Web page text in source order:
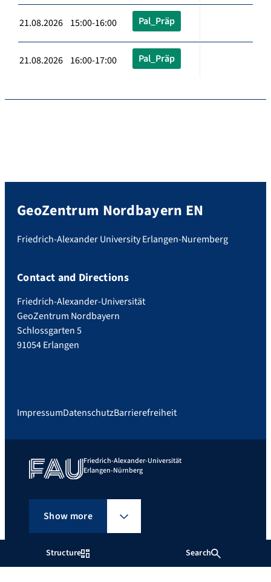
Structure Search
21.08.2026 15:00-16:00 Pal_Präp
21.08.2026 16:00-17:00 Pal_Präp
GeoZentrum Nordbayern EN
Friedrich-Alexander University Erlangen-Nuremberg
Contact and Directions
Friedrich-Alexander-Universität
GeoZentrum Nordbayern
Schlossgarten 5
91054 Erlangen
ImpressumDatenschutzBarrierefreiheit
Friedrich-Alexander-Universität
Erlangen-Nürnberg
Show more